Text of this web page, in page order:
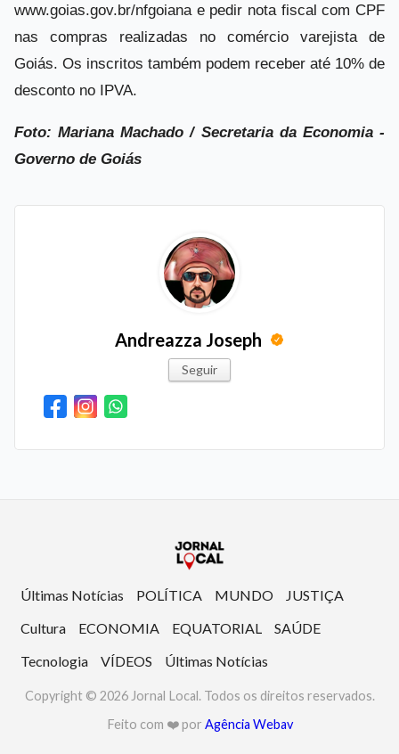
www.goias.gov.br/nfgoiana e pedir nota fiscal com CPF
nas compras realizadas no comércio varejista de
Goiás. Os inscritos também podem receber até 10% de
desconto no IPVA.
Foto: Mariana Machado / Secretaria da Economia -
Governo de Goiás
Andreazza Joseph
Seguir
Últimas Notícias POLÍTICA MUNDO
JUSTIÇA
Cultura
ECONOMIA EQUATORIAL
SAÚDE
Tecnologia
VÍDEOS Últimas Notícias
Copyright © 2026 Jornal Local. Todos os direitos reservados.
Feito com ❤️ por Agência Webav